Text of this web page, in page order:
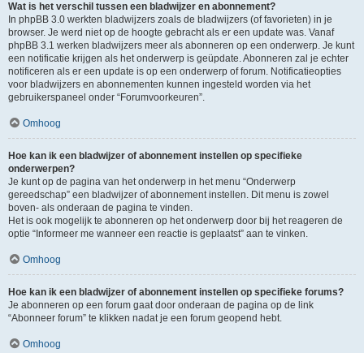
Wat is het verschil tussen een bladwijzer en abonnement?
In phpBB 3.0 werkten bladwijzers zoals de bladwijzers (of favorieten) in je
browser. Je werd niet op de hoogte gebracht als er een update was. Vanaf
phpBB 3.1 werken bladwijzers meer als abonneren op een onderwerp. Je kunt
een notificatie krijgen als het onderwerp is geüpdate. Abonneren zal je echter
notificeren als er een update is op een onderwerp of forum. Notificatieopties
voor bladwijzers en abonnementen kunnen ingesteld worden via het
gebruikerspaneel onder “Forumvoorkeuren”.
Omhoog
Hoe kan ik een bladwijzer of abonnement instellen op specifieke
onderwerpen?
Je kunt op de pagina van het onderwerp in het menu “Onderwerp
gereedschap” een bladwijzer of abonnement instellen. Dit menu is zowel
boven- als onderaan de pagina te vinden.
Het is ook mogelijk te abonneren op het onderwerp door bij het reageren de
optie “Informeer me wanneer een reactie is geplaatst” aan te vinken.
Omhoog
Hoe kan ik een bladwijzer of abonnement instellen op specifieke forums?
Je abonneren op een forum gaat door onderaan de pagina op de link
“Abonneer forum” te klikken nadat je een forum geopend hebt.
Omhoog